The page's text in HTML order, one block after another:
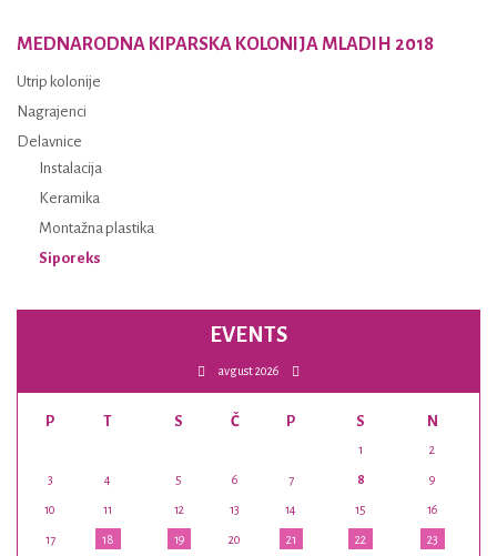
MEDNARODNA KIPARSKA KOLONIJA MLADIH 2018
Utrip kolonije
Nagrajenci
Delavnice
Instalacija
Keramika
Montažna plastika
Siporeks
EVENTS
avgust 2026
P T S Č P S N
1 2
3 4 5 6 7 8 9
10 11 12 13 14 15 16
17 18 19 20 21 22 23